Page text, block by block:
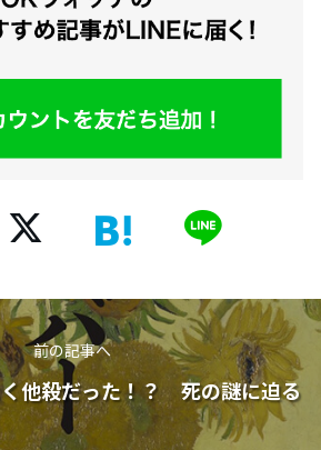
前の記事へ
他殺だった！？ 死の謎に迫る